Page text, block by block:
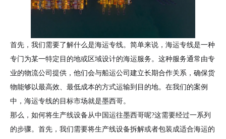
首先，我们需要了解什么是海运专线。简单来说，海运专线是一种
专门为某一特定目的地或区域设计的海运服务。这种服务通常由专
业的物流公司提供，他们会与船运公司建立长期合作关系，确保货
物能够以最高效、最低成本的方式运输到目的地。在我们的案例
中，海运专线的目标市场就是墨西哥。
那么，如何将生产线设备从中国运往墨西哥呢?这需要经过一系列
的步骤。首先，我们需要将生产线设备拆解或者包装成适合海运的